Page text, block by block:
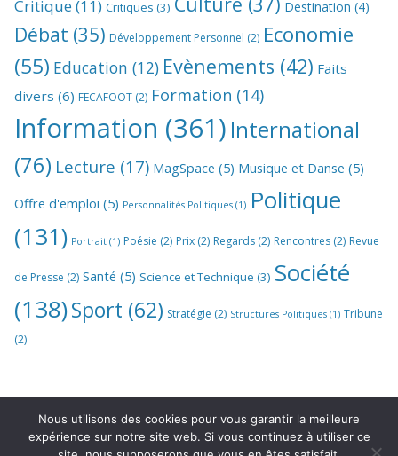
Critique(11) Critiques (3) Destination (4)
Débat (35) Développement Personnel (2) Economie
(55) Education (12) Evènements (42) Faits
divers (6) FECAFOOT (2) Formation (14)
Information (361) International
(76) Lecture (17) MagSpace (5) Musique et Danse (5)
Offre d'emploi (5) Personnalités Politiques (1) Politique
(131) Portrait (1) Poésie (2) Prix (2) Regards (2) Rencontres (2) Revue
de Presse (2) Santé (5) Science et Technique (3) Société
(138)Sport (62) Stratégie (2) Structures Politiques (1) Tribune
(2)
Nous utilisons des cookies pour vous garantir la meilleure
expérience sur notre site web. Si vous continuez à utiliser ce